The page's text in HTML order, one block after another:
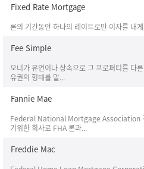
Fixed Rate Mortgage
론의 기간동안 하나의 레이트로만 이자를 내
Fee Simple
오너가 유언이나 상속으로 그 프로퍼티를 다
유권의 형태를 말...
Fannie Mae
Federal National Mortgage Association
기위한 회사로 FHA 론과...
Freddie Mac